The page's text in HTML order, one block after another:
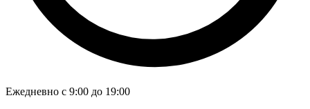
Ежедневно с 9:00 до 19:00